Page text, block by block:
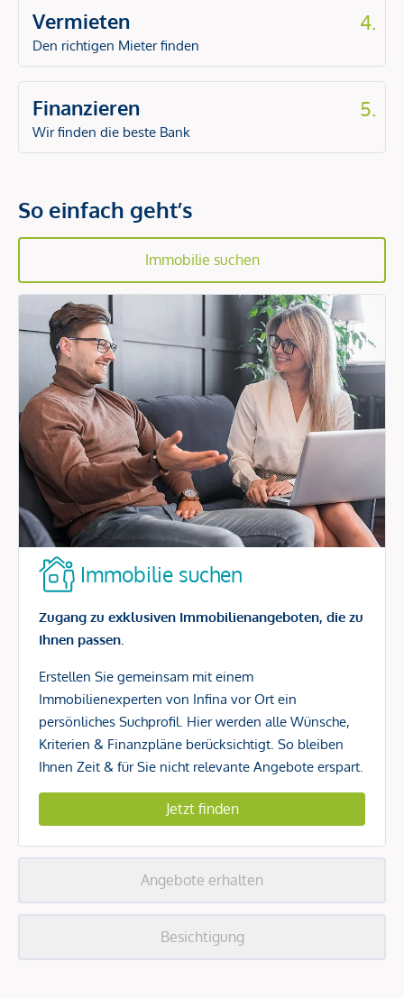
Vermieten
Den richtigen Mieter finden
4.
Finanzieren
Wir finden die beste Bank
5.
So einfach geht’s
Immobilie suchen
Immobilie suchen
Zugang zu exklusiven Immobilienangeboten, die zu
Ihnen passen.
Erstellen Sie gemeinsam mit einem
Immobilienexperten von Infina vor Ort ein
persönliches Suchprofil. Hier werden alle Wünsche,
Kriterien & Finanzpläne berücksichtigt. So bleiben
Ihnen Zeit & für Sie nicht relevante Angebote erspart.
Jetzt finden
Angebote erhalten
Besichtigung